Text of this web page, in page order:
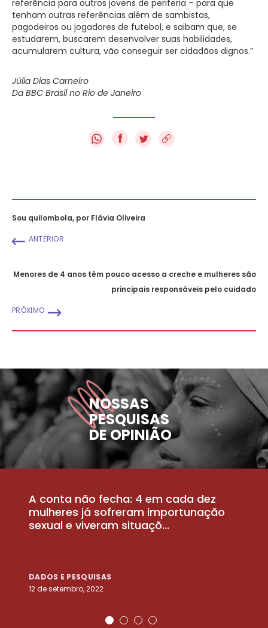
referência para outros jovens de periferia – para que
tenham outras referências além de sambistas,
pagodeiros ou jogadores de futebol, e saibam que, se
estudarem, buscarem desenvolver suas habilidades,
acumularem cultura, vão conseguir ser cidadãos dignos.”
Júlia Dias Carneiro
Da BBC Brasil no Rio de Janeiro
f
Sou quilombola, por Flávia Oliveira
ANTERIOR
Menores de 4 anos têm pouco acesso a creche e mulheres são
principais responsáveis pelo cuidado
PRÓXIMO
NOSSAS
PESQUISAS
DE OPINIÃO
A conta não fecha: 4 em cada dez
mulheres já sofreram importunação
sexual e viveram situaçõ...
DADOS E PESQUISAS
12 de setembro, 2022